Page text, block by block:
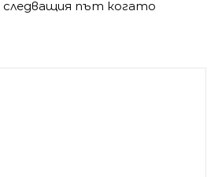
следващия път когато